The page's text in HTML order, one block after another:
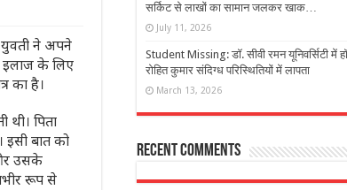
युवती ने अपने
इलाज के लिए
का है।
थी। पिता
बात को
और उसके
रूप से
सर्किट से लाखों का सामान जलकर खाक…
July 11, 2026
Student Missing: डॉ. सीवी रमन यूनिवर्सिटी में
रोहित कुमार संदिग्ध परिस्थितियों में लापता
March 13, 2026
Recent Comments